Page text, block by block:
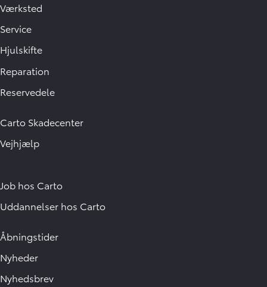
Værksted
Service
Hjulskifte
Reparation
Reservedele
Carto Skadecenter
Vejhjælp
Job hos Carto
Uddannelser hos Carto
Åbningstider
Nyheder
Nyhedsbrev